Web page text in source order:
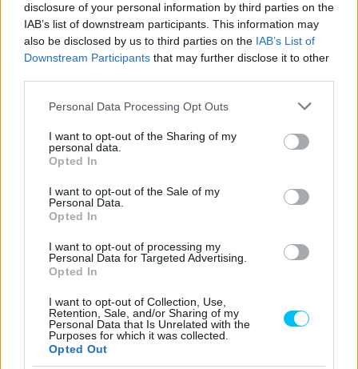
disclosure of your personal information by third parties on the
IAB’s list of downstream participants. This information may
also be disclosed by us to third parties on the IAB’s List of
Downstream Participants that may further disclose it to other
Please note that this website/app uses one or more Google
not limited to your visit or usage behaviour. You may click to
grant or deny consent to Google and its third-party tags to
use your data for below specified purposes in below Google
consent section.
Personal Data Processing Opt Outs
I want to opt-out of the Sharing of my
personal data.
Opted In
I want to opt-out of the Sale of my
Personal Data.
Opted In
I want to opt-out of processing my
Personal Data for Targeted Advertising.
Opted In
I want to opt-out of Collection, Use,
Retention, Sale, and/or Sharing of my
Personal Data that Is Unrelated with the
Purposes for which it was collected.
Opted Out
„Az igazság az, hogy nem éreztem túl jól magam a
bőrömben, amikor kedden reggel felébredtem. Nagyon
gyenge voltam, ráadásul gyomorproblémáim voltak – idézi
normális kört futni, de végül meg kellett állnom egy kis
időre, akkor még hánytam is.”
„Úgy döntöttünk, hogy megállunk, aztán pedig őszintén
visszamenjek a pályára. Viszont még sok dolgot ki kellett
próbálnunk, az elektronikát tekintve pedig azért sikerült is
megtennünk egy fontos lépést. Volt valami az erőátvitellel,
amivel kapcsolatban kétségeim voltak, szóval azt is meg
akartam még egyszer nézni. Kedden igazából ennyit
tudtunk tenni.”